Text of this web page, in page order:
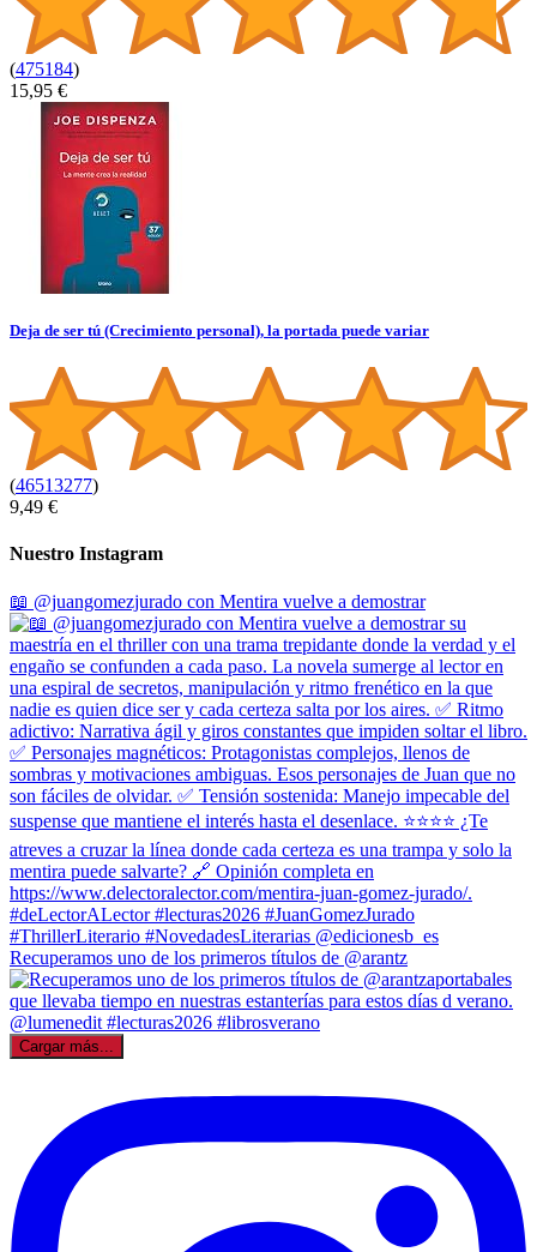
(475184)
15,95 €
Deja de ser tú (Crecimiento personal), la portada puede variar
(46513277)
9,49 €
Nuestro Instagram
📖 @juangomezjurado con Mentira vuelve a demostrar
Recuperamos uno de los primeros títulos de @arantz
Cargar más...